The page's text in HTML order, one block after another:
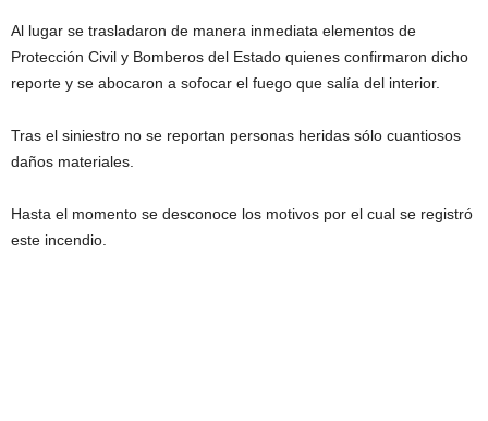
Al lugar se trasladaron de manera inmediata elementos de
Protección Civil y Bomberos del Estado quienes confirmaron dicho
reporte y se abocaron a sofocar el fuego que salía del interior.
Tras el siniestro no se reportan personas heridas sólo cuantiosos
daños materiales.
Hasta el momento se desconoce los motivos por el cual se registró
este incendio.